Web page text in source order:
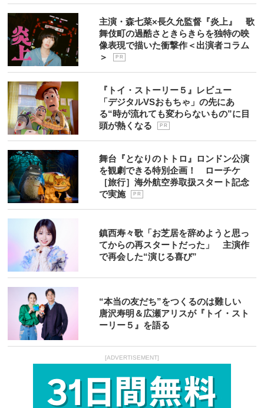
主演・森七菜×長久允監督『炎上』 歌
舞伎町の過酷さときらきらを独特の映
像表現で描いた衝撃作＜出演者コラム
＞
P R
『トイ・ストーリー５』レビュー
「デジタルVSおもちゃ」の先にあ
る“時が流れても変わらないもの”に目
頭が熱くなる
P R
舞台『となりのトトロ』ロンドン公演
を観劇できる特別企画！ ローチケ
［旅行］海外航空券取扱スタート記念
で実施
P R
鎮西寿々歌「お芝居を辞めようと思っ
てからの再スタートだった」 主演作
で再会した“演じる喜び”
“本当の友だち”をつくるのは難しい
唐沢寿明＆広瀬アリスが『トイ・スト
ーリー５』を語る
[ADVERTISEMENT]